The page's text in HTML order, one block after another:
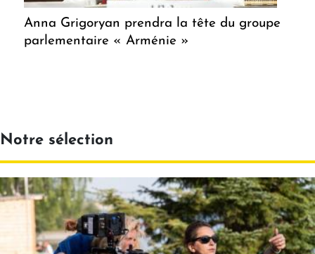
Anna Grigoryan prendra la tête du groupe
parlementaire « Arménie »
Notre sélection